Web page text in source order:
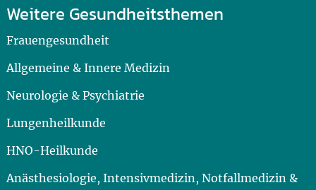
Weitere Gesundheitsthemen
Frauengesundheit
Allgemeine & Innere Medizin
Neurologie & Psychiatrie
Lungenheilkunde
HNO-Heilkunde
Anästhesiologie, Intensivmedizin, Notfallmedizin &